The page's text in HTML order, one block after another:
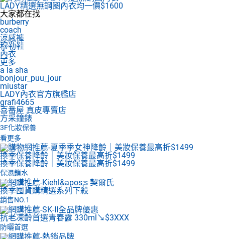
LADY精選無鋼圈內衣均一價$1600
大家都在找
burberry
coach
涼感褲
穆勒鞋
內衣
更多
a la sha
bonjour_puu_jour
miustar
LADY內衣官方旗艦店
grafi4665
喜番屋 真皮專賣店
方采鐘錶
3F化妝保養
看更多
換季保養降齡｜美妝保養最高折$1499
換季保養降齡｜美妝保養最高折$1499
保濕鎖水
換季囤貨購精選系列下殺
銷售NO.1
抗老凍齡首選青春露 330ml↘$3XXX
防曬首選